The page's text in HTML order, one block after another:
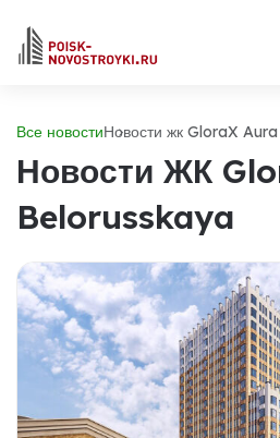
Все новостиНовости жк GloraX
Новости ЖК
Belorusskaya